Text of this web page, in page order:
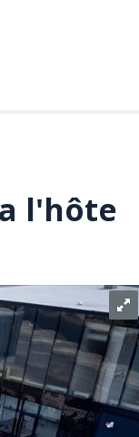
l'hôte